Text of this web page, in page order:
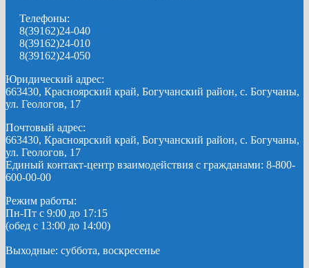
Телефоны:
8(39162)24-040
8(39162)24-010
8(39162)24-050
Юридический адрес:
663430, Красноярский край, Богучанский район, с. Богучаны,
ул. Геологов, 17
Почтовый адрес:
663430, Красноярский край, Богучанский район, с. Богучаны,
ул. Геологов, 17
Единый контакт-центр взаимодействия с гражданами: 8-800-
600-00-00
Режим работы:
Пн-Пт с 9:00 до 17:15
(обед с 13:00 до 14:00)
Выходные: суббота, воскресенье